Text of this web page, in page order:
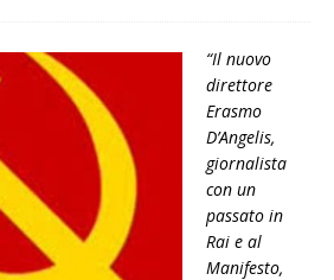
“Il nuovo
direttore
Erasmo
D’Angelis,
giornalista
con un
passato in
Rai e al
Manifesto,